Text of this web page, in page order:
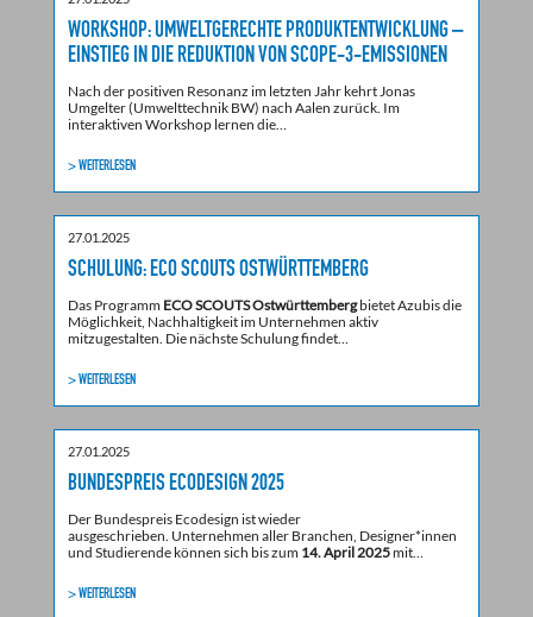
WORKSHOP: UMWELTGERECHTE PRODUKTENTWICKLUNG –
EINSTIEG IN DIE REDUKTION VON SCOPE-3-EMISSIONEN
Nach der positiven Resonanz im letzten Jahr kehrt Jonas
Umgelter (Umwelttechnik BW) nach Aalen zurück. Im
interaktiven Workshop lernen die…
> WEITERLESEN
27.01.2025
SCHULUNG: ECO SCOUTS OSTWÜRTTEMBERG
Das Programm ECO SCOUTS Ostwürttembergbietet Azubis die
Möglichkeit, Nachhaltigkeit im Unternehmen aktiv
mitzugestalten. Die nächste Schulung findet…
> WEITERLESEN
27.01.2025
BUNDESPREIS ECODESIGN 2025
Der Bundespreis Ecodesign ist wieder
ausgeschrieben. Unternehmen aller Branchen, Designer*innen
und Studierende können sich bis zum 14. April 2025mit…
> WEITERLESEN